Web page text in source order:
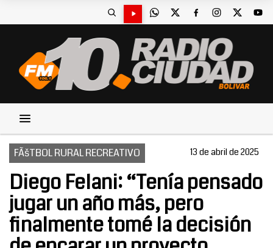
FÃšTBOL RURAL RECREATIVO 13 de abril de 2025
Diego Felani: “Tenía pensado
jugar un año más, pero
finalmente tomé la decisión